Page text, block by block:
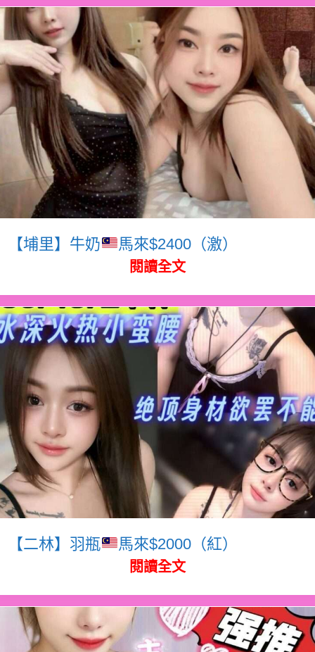
【埔里】牛奶 馬來$2400（激）
閱讀全文
【二林】羽瓶 馬來$2000（紅）
閱讀全文